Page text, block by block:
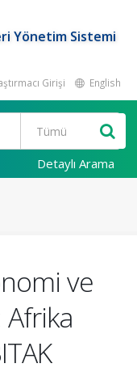
Yönetim Sistemi
Girişi English
Detaylı Arama
ve
Afrika